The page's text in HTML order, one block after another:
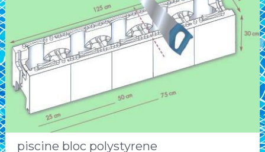
piscine bloc polystyrene